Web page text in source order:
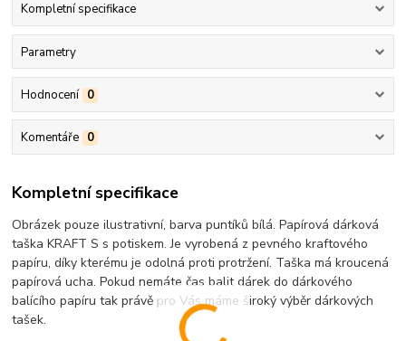
Kompletní specifikace
Parametry
Hodnocení 0
Komentáře 0
Kompletní specifikace
Obrázek pouze ilustrativní, barva puntíků bílá. Papírová dárková
taška KRAFT S s potiskem. Je vyrobená z pevného kraftového
papíru, díky kterému je odolná proti protržení. Taška má kroucená
papírová ucha. Pokud nemáte čas balit dárek do dárkového
balícího papíru tak právě pro Vás máme široký výběr dárkových
tašek.